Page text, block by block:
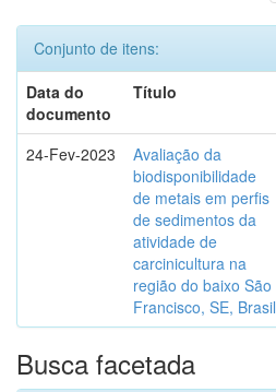
Conjunto de itens:
Data do
documento
Título
24-Fev-2023
Avaliação da
biodisponibilidade
de metais em perfis
de sedimentos da
atividade de
carcinicultura na
região do baixo São
Francisco, SE, Brasil
Busca facetada